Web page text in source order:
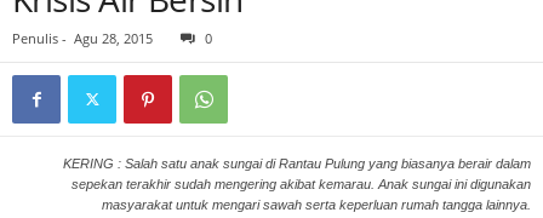
Penulis - Agu 28, 2015 0
KERING : Salah satu anak sungai di Rantau Pulung yang biasanya berair dalam
sepekan terakhir sudah mengering akibat kemarau. Anak sungai ini digunakan
masyarakat untuk mengari sawah serta keperluan rumah tangga lainnya.